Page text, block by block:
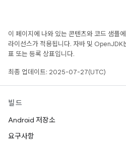
이 페이지에 나와 있는 콘텐츠와 코드 샘플
라이선스가 적용됩니다. 자바 및
표 또는 등록 상표입니다.
최종 업데이트: 2025-07-27(UTC)
빌드
Android 저장소
요구사항